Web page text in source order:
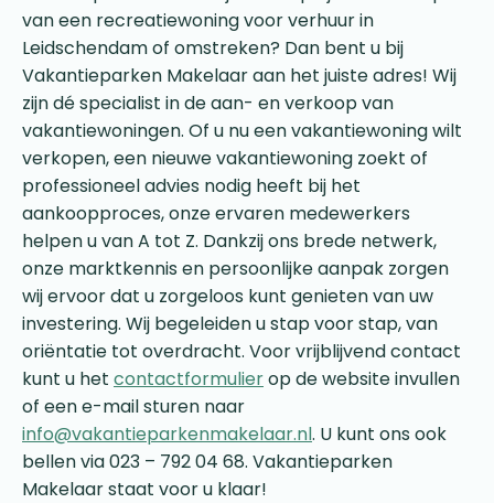
van een recreatiewoning voor verhuur in
Leidschendam of omstreken? Dan bent u bij
Vakantieparken Makelaar aan het juiste adres! Wij
zijn dé specialist in de aan- en verkoop van
vakantiewoningen. Of u nu een vakantiewoning wilt
verkopen, een nieuwe vakantiewoning zoekt of
professioneel advies nodig heeft bij het
aankoopproces, onze ervaren medewerkers
helpen u van A tot Z. Dankzij ons brede netwerk,
onze marktkennis en persoonlijke aanpak zorgen
wij ervoor dat u zorgeloos kunt genieten van uw
investering. Wij begeleiden u stap voor stap, van
oriëntatie tot overdracht. Voor vrijblijvend contact
kunt u het contactformulierop de website invullen
of een e-mail sturen naar
info@vakantieparkenmakelaar.nl. U kunt ons ook
bellen via 023 – 792 04 68. Vakantieparken
Makelaar staat voor u klaar!